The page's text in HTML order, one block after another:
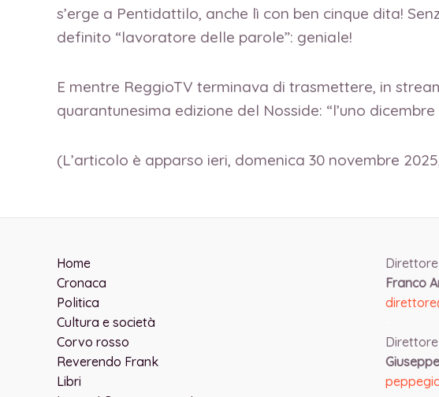
s’erge a Pentidattilo, anche lì con ben cinque dita!
definito “lavoratore delle parole”: geniale!
E mentre ReggioTV terminava di trasmettere, in
quarantunesima edizione del Nosside: “l’uno
(L’articolo è apparso ieri, domenica 30 novembre
Home
Cronaca
Politica
Cultura e società
Corvo rosso
Reverendo Frank
Libri
Franco